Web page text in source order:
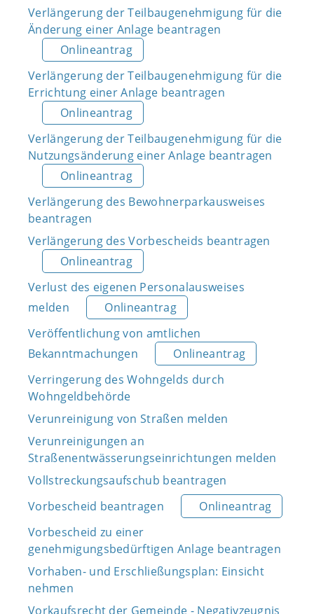
Verlängerung der Teilbaugenehmigung für die
Änderung einer Anlage beantragen
Onlineantrag
Verlängerung der Teilbaugenehmigung für die
Errichtung einer Anlage beantragen
Onlineantrag
Verlängerung der Teilbaugenehmigung für die
Nutzungsänderung einer Anlage beantragen
Onlineantrag
Verlängerung des Bewohnerparkausweises
beantragen
Verlängerung des Vorbescheids beantragen
Onlineantrag
Verlust des eigenen Personalausweises
melden
Onlineantrag
Veröffentlichung von amtlichen
Bekanntmachungen
Onlineantrag
Verringerung des Wohngelds durch
Wohngeldbehörde
Verunreinigung von Straßen melden
Verunreinigungen an
Straßenentwässerungseinrichtungen melden
Vollstreckungsaufschub beantragen
Vorbescheid beantragen
Onlineantrag
Vorbescheid zu einer
genehmigungsbedürftigen Anlage beantragen
Vorhaben- und Erschließungsplan: Einsicht
nehmen
Vorkaufsrecht der Gemeinde - Negativzeugnis